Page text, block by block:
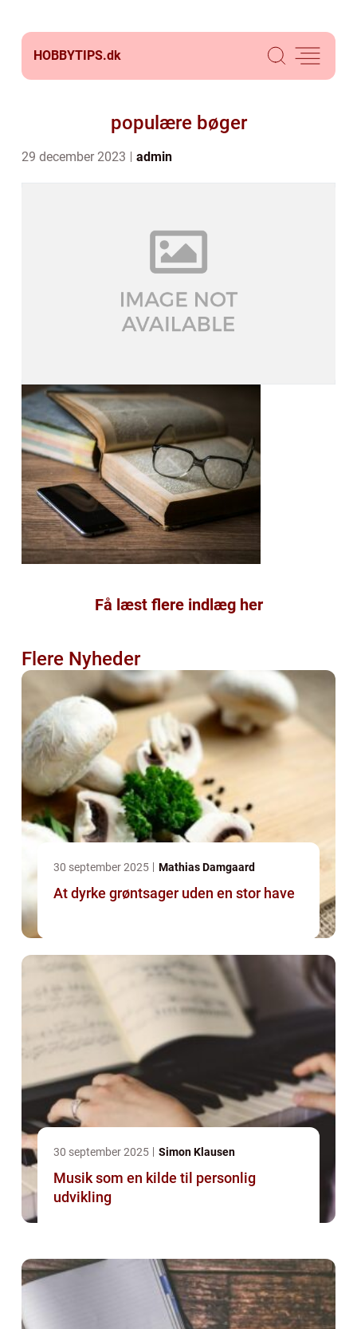
HOBBYTIPS.dk
populære bøger
29 december 2023 admin
Få læst flere indlæg her
Flere Nyheder
30 september 2025 Mathias Damgaard
At dyrke grøntsager uden en stor have
30 september 2025 Simon Klausen
Musik som en kilde til personlig
udvikling